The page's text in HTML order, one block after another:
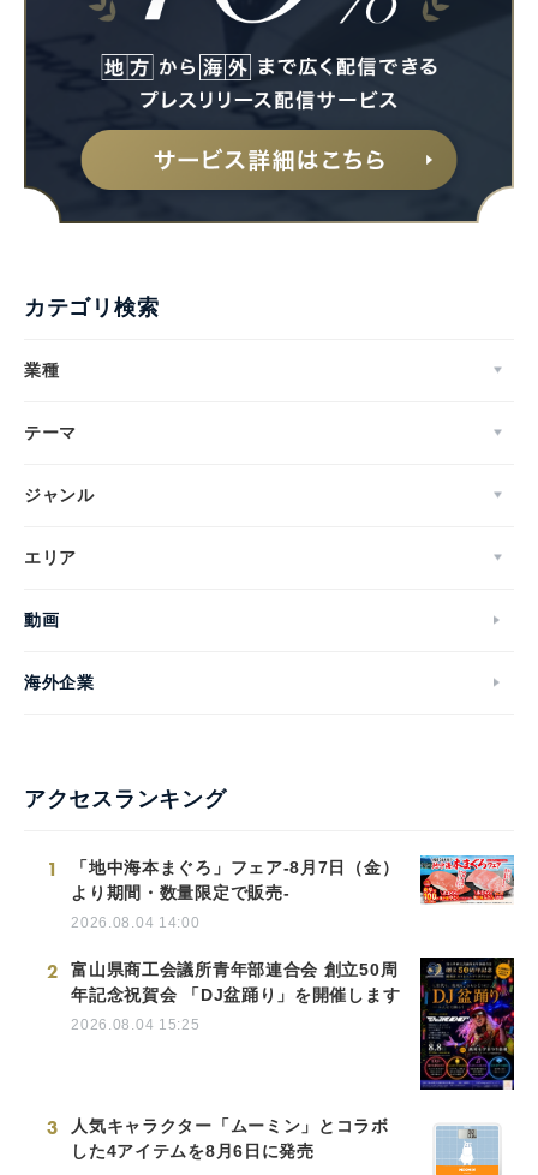
カテゴリ検索
業種
テーマ
ジャンル
エリア
動画
海外企業
アクセスランキング
1
「地中海本まぐろ」フェア-8月7日（金）
より期間・数量限定で販売-
2026.08.04 14:00
2
富山県商工会議所青年部連合会 創立50周
年記念祝賀会 「DJ盆踊り」を開催します
2026.08.04 15:25
3
人気キャラクター「ムーミン」とコラボ
した4アイテムを8月6日に発売